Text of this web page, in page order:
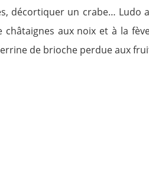
décortiquer un crabe…
aux noix et à la
de brioche perdue aux